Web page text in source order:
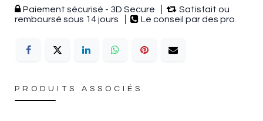
Paiement sécurisé - 3D Secure
Satisfait ou
remboursé sous 14 jours
Le conseil par des pro
PRODUITS ASSOCIÉS